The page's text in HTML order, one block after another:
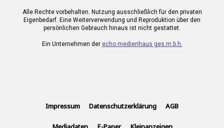
Alle Rechte vorbehalten. Nutzung ausschließlich für den privaten
Eigenbedarf. Eine Weiterverwendung und Reproduktion über den
persönlichen Gebrauch hinaus ist nicht gestattet.
Ein Unternehmen der echo medienhaus ges.m.b.h.
Impressum Datenschutzerklärung AGB